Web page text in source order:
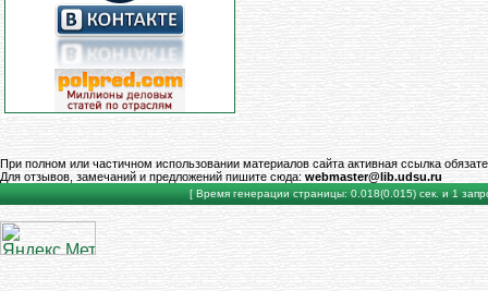
При полном или частичном использовании материалов сайта активная ссылка
Для отзывов, замечаний и предложений пишите сюда: webmaster@lib.udsu.ru
[ Время генерации страницы: 0.018(0.015) сек. и 1